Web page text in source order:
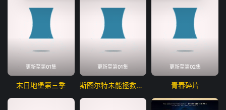
更新至第01集
末日地堡第三季
更新至第01集
斯图尔特未能拯救宇宙
更新至第02集
青春碎片